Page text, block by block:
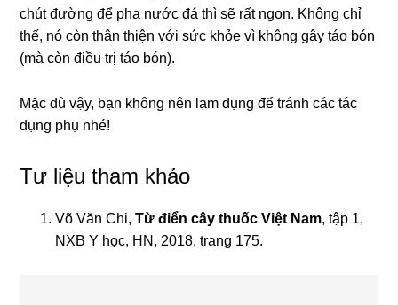
chút đường để pha nước đá thì sẽ rất ngon. Không chỉ
thế, nó còn thân thiện với sức khỏe vì không gây táo bón
(mà còn điều trị táo bón).
Mặc dù vậy, bạn không nên lạm dụng để tránh các tác
dụng phụ nhé!
Tư liệu tham khảo
Võ Văn Chi,Từ điển cây thuốc Việt Nam, tập 1,
NXB Y học, HN, 2018, trang 175.